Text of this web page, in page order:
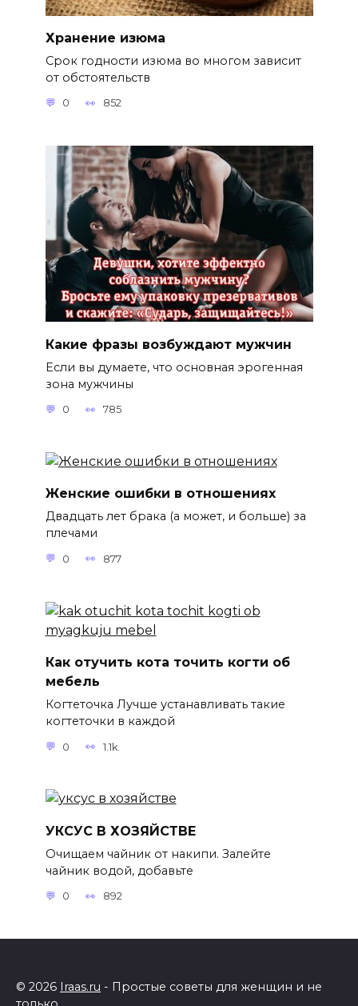
Хранение изюма
Срок годности изюма во многом зависит
от обстоятельств
0 852
Какие фразы возбуждают мужчин
Если вы думаете, что основная эрогенная
зона мужчины
0 785
Женские ошибки в отношениях
Двадцать лет брака (а может, и больше) за
плечами
0 877
Как отучить кота точить когти об
мебель
Когтеточка Лучше устанавливать такие
когтеточки в каждой
0 1.1k.
УКСУС В ХОЗЯЙСТВЕ
Очищаем чайник от накипи. Залейте
чайник водой, добавьте
0 892
© 2026 Iraas.ru - Простые советы для женщин и не